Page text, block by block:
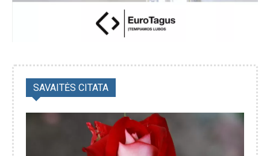
SAVAITĖS CITATA